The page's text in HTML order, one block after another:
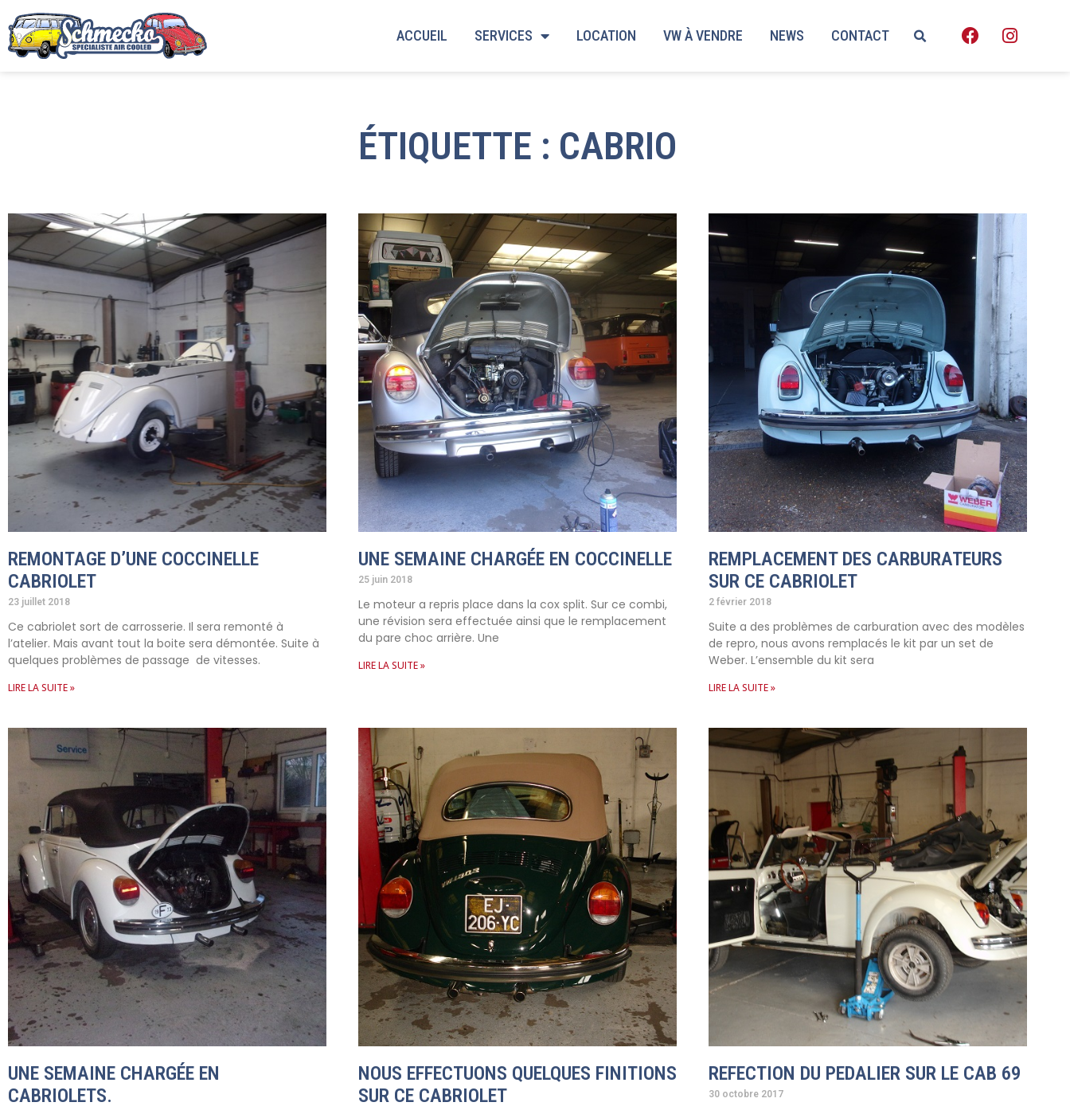
ACCUEIL SERVICES LOCATION VW À VENDRE NEWS CONTACT
ÉTIQUETTE : CABRIO
REMONTAGE D’UNE COCCINELLE
CABRIOLET
23 juillet 2018
Ce cabriolet sort de carrosserie. Il sera remonté à
l’atelier. Mais avant tout la boite sera démontée. Suite à
quelques problèmes de passage de vitesses.
LIRE LA SUITE »
UNE SEMAINE CHARGÉE EN COCCINELLE
25 juin 2018
Le moteur a repris place dans la cox split. Sur ce combi,
une révision sera effectuée ainsi que le remplacement
du pare choc arrière. Une
LIRE LA SUITE »
REMPLACEMENT DES CARBURATEURS
SUR CE CABRIOLET
2 février 2018
Suite a des problèmes de carburation avec des modèles
de repro, nous avons remplacés le kit par un set de
Weber. L’ensemble du kit sera
LIRE LA SUITE »
UNE SEMAINE CHARGÉE EN
CABRIOLETS.
NOUS EFFECTUONS QUELQUES FINITIONS
SUR CE CABRIOLET
REFECTION DU PEDALIER SUR LE CAB 69
30 octobre 2017